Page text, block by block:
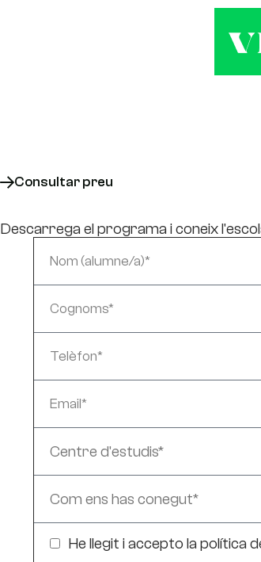
Consultar preu
Descarrega el programa i coneix
He llegit i accepto lapolítica